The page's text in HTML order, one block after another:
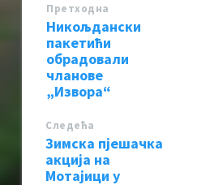
Претходна
Никољдански
пакетићи
обрадовали
чланове
„Извора“
Следећa
Зимска пјешачка
акција на
Мотајици у